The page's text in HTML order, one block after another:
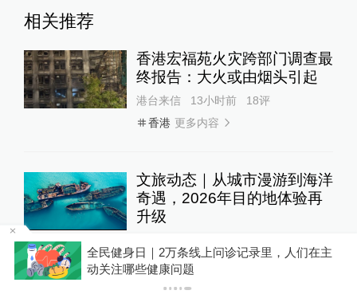
相关推荐
香港宏福苑火灾跨部门调查最
终报告：大火或由烟头引起
港台来信 13小时前 18评
香港 更多内容
文旅动态｜从城市漫游到海洋
奇遇，2026年目的地体验再
升级
如此城市·奔流特辑 | 在纽约
你有权知道更多
下载澎湃新闻客户端
主